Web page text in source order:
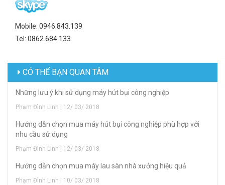
Mobile: 0946.843.139
Tel: 0862.684.133
CÓ THỂ BẠN QUAN TÂM
Những lưu ý khi sử dụng máy hút bụi công nghiệp
Phạm Đình Linh | 12/ 03/ 2018
Hướng dẫn chọn mua máy hút bụi công nghiệp phù hợp với
nhu cầu sử dụng
Phạm Đình Linh | 12/ 03/ 2018
Hướng dẫn chọn mua máy lau sàn nhà xưởng hiệu quả
Phạm Đình Linh | 10/ 03/ 2018